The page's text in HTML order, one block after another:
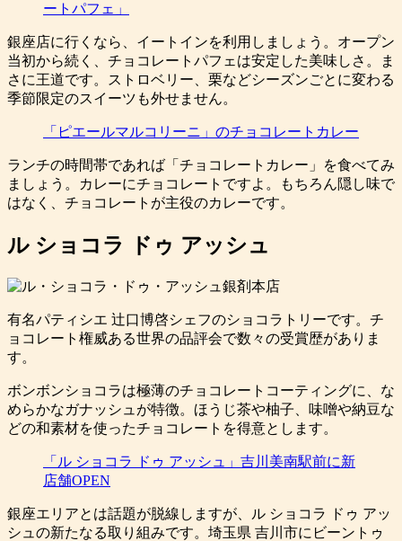
ートパフェ」
銀座店に行くなら、イートインを利用しましょう。オープン
当初から続く、チョコレートパフェは安定した美味しさ。ま
さに王道です。ストロベリー、栗などシーズンごとに変わる
季節限定のスイーツも外せません。
「ピエールマルコリーニ」のチョコレートカレー
ランチの時間帯であれば「チョコレートカレー」を食べてみ
ましょう。カレーにチョコレートですよ。もちろん隠し味で
はなく、チョコレートが主役のカレーです。
ル ショコラ ドゥ アッシュ
有名パティシエ 辻口博啓シェフのショコラトリーです。チ
ョコレート権威ある世界の品評会で数々の受賞歴がありま
す。
ボンボンショコラは極薄のチョコレートコーティングに、な
めらかなガナッシュが特徴。ほうじ茶や柚子、味噌や納豆な
どの和素材を使ったチョコレートを得意とします。
「ル ショコラ ドゥ アッシュ」吉川美南駅前に新
店舗OPEN
銀座エリアとは話題が脱線しますが、ル ショコラ ドゥ アッ
シュの新たなる取り組みです。埼玉県 吉川市にビーントゥ